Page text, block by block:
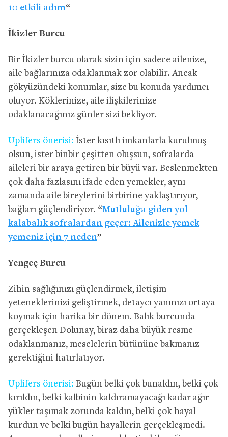
10 etkili adım“
İkizler Burcu
Bir İkizler burcu olarak sizin için sadece ailenize,
aile bağlarınıza odaklanmak zor olabilir. Ancak
gökyüzündeki konumlar, size bu konuda yardımcı
oluyor. Köklerinize, aile ilişkilerinize
odaklanacağınız günler sizi bekliyor.
Uplifers önerisi: İster kısıtlı imkanlarla kurulmuş
olsun, ister binbir çeşitten oluşsun, sofralarda
aileleri bir araya getiren bir büyü var. Beslenmekten
çok daha fazlasını ifade eden yemekler, aynı
zamanda aile bireylerini birbirine yaklaştırıyor,
bağları güçlendiriyor. “Mutluluğa giden yol
kalabalık sofralardan geçer: Ailenizle yemek
yemeniz için 7 neden”
Yengeç Burcu
Zihin sağlığınızı güçlendirmek, iletişim
yeteneklerinizi geliştirmek, detaycı yanınızı ortaya
koymak için harika bir dönem. Balık burcunda
gerçekleşen Dolunay, biraz daha büyük resme
odaklanmanız, meselelerin bütününe bakmanız
gerektiğini hatırlatıyor.
Uplifers önerisi: Bugün belki çok bunaldın, belki çok
kırıldın, belki kalbinin kaldıramayacağı kadar ağır
yükler taşımak zorunda kaldın, belki çok hayal
kurdun ve belki bugün hayallerin gerçekleşmedi.